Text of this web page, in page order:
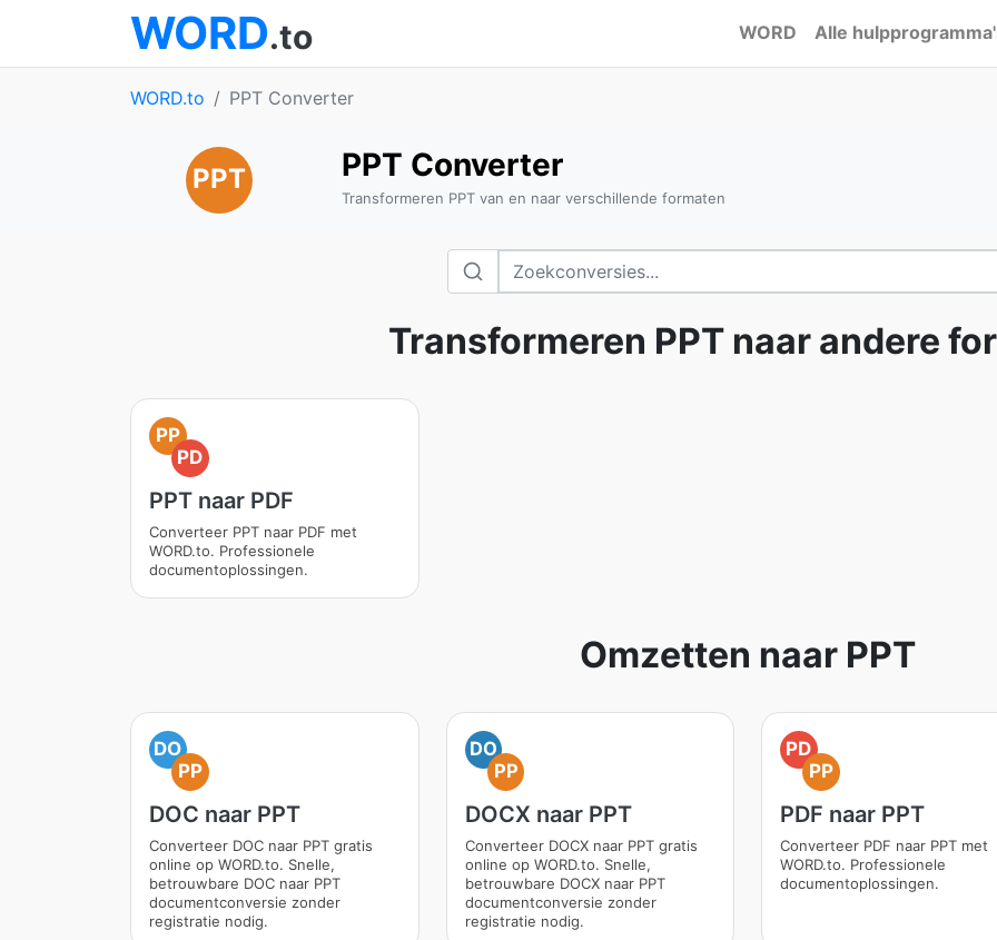
WORD.to WORD Alle
WORD.to PPT Converter
PPT PPT Converter
Transformeren PPT van en naar verschillende formaten
Transformeren PPT naar andere
PP
PD
PPT naar PDF
Converteer PPT naar PDF met
WORD.to. Professionele
documentoplossingen.
Omzetten naar PPT
DO
PP
DOC naar PPT
Converteer DOC naar PPT gratis
online op WORD.to. Snelle,
betrouwbare DOC naar PPT
documentconversie zonder
registratie nodig.
DO
PP
DOCX naar PPT
Converteer DOCX naar PPT gratis
online op WORD.to. Snelle,
betrouwbare DOCX naar PPT
documentconversie zonder
registratie nodig.
PD
PP
PDF naar PPT
Converteer PDF naar PPT met
WORD.to. Professionele
documentoplossingen.